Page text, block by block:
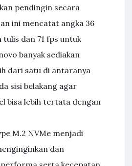
pendingin secara
ini mencatat angka 36
dan 71 fps untuk
banyak sediakan
dari satu di antaranya
sisi belakang agar
bisa lebih tertata dengan
M.2 NVMe menjadi
dan